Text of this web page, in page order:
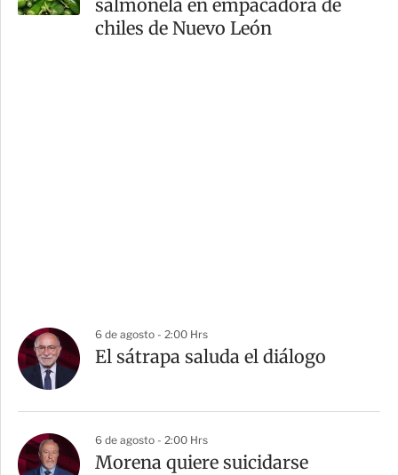
salmonela en empacadora de
chiles de Nuevo León
6 de agosto - 2:00 Hrs
El sátrapa saluda el diálogo
6 de agosto - 2:00 Hrs
Morena quiere suicidarse